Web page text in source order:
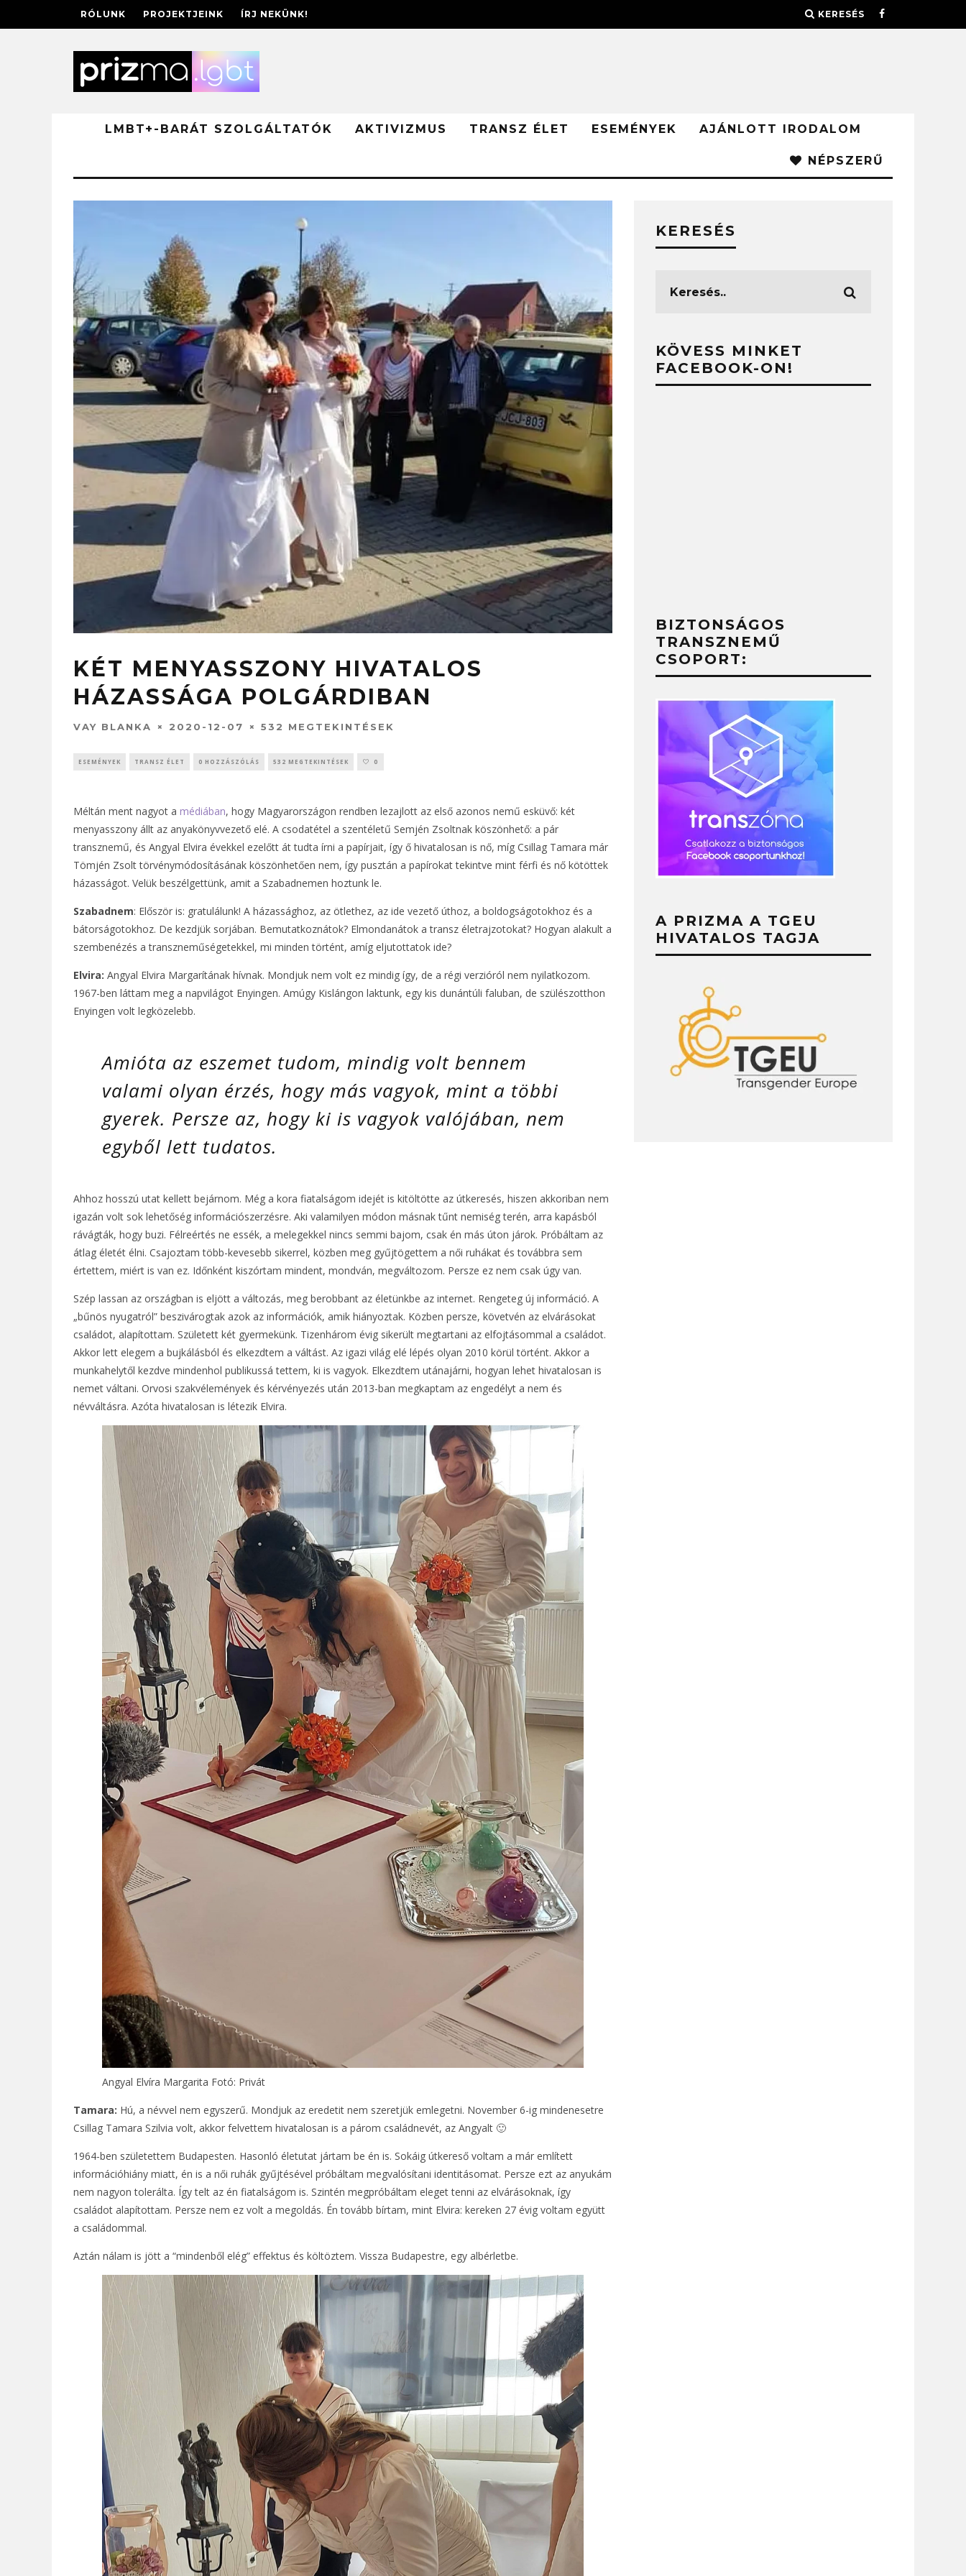
RÓLUNK PROJEKTJEINK ÍRJ NEKÜNK! KERESÉS
LMBT+-BARÁT SZOLGÁLTATÓK AKTIVIZMUS TRANSZ ÉLET ESEMÉNYEK AJÁNLOTT IRODALOM
NÉPSZERŰ
KÉT MENYASSZONY HIVATALOS
HÁZASSÁGA POLGÁRDIBAN
VAY BLANKA 2020-12-07 532 MEGTEKINTÉSEK
ESEMÉNYEK TRANSZ ÉLET 0 HOZZÁSZÓLÁS 532 MEGTEKINTÉSEK 0
Méltán ment nagyot a médiában, hogy Magyarországon rendben lezajlott az első azonos nemű esküvő: két
menyasszony állt az anyakönyvvezető elé. A csodatétel a szentéletű Semjén Zsoltnak köszönhető: a pár
transznemű, és Angyal Elvira évekkel ezelőtt át tudta írni a papírjait, így ő hivatalosan is nő, míg Csillag Tamara már
Tömjén Zsolt törvénymódosításának köszönhetően nem, így pusztán a papírokat tekintve mint férfi és nő kötöttek
házasságot. Velük beszélgettünk, amit a Szabadnemen hoztunk le.
Szabadnem: Először is: gratulálunk! A házassághoz, az ötlethez, az ide vezető úthoz, a boldogságotokhoz és a
bátorságotokhoz. De kezdjük sorjában. Bemutatkoznátok? Elmondanátok a transz életrajzotokat? Hogyan alakult a
szembenézés a transzneműségetekkel, mi minden történt, amíg eljutottatok ide?
Elvira: Angyal Elvira Margarítának hívnak. Mondjuk nem volt ez mindig így, de a régi verzióról nem nyilatkozom.
1967-ben láttam meg a napvilágot Enyingen. Amúgy Kislángon laktunk, egy kis dunántúli faluban, de szülészotthon
Enyingen volt legközelebb.
Amióta az eszemet tudom, mindig volt bennem
valami olyan érzés, hogy más vagyok, mint a többi
gyerek. Persze az, hogy ki is vagyok valójában, nem
egyből lett tudatos.
Ahhoz hosszú utat kellett bejárnom. Még a kora fiatalságom idejét is kitöltötte az útkeresés, hiszen akkoriban nem
igazán volt sok lehetőség információszerzésre. Aki valamilyen módon másnak tűnt nemiség terén, arra kapásból
rávágták, hogy buzi. Félreértés ne essék, a melegekkel nincs semmi bajom, csak én más úton járok. Próbáltam az
átlag életét élni. Csajoztam több-kevesebb sikerrel, közben meg gyűjtögettem a női ruhákat és továbbra sem
értettem, miért is van ez. Időnként kiszórtam mindent, mondván, megváltozom. Persze ez nem csak úgy van.
Szép lassan az országban is eljött a változás, meg berobbant az életünkbe az internet. Rengeteg új információ. A
„bűnös nyugatról” beszivárogtak azok az információk, amik hiányoztak. Közben persze, követvén az elvárásokat
családot, alapítottam. Született két gyermekünk. Tizenhárom évig sikerült megtartani az elfojtásommal a családot.
Akkor lett elegem a bujkálásból és elkezdtem a váltást. Az igazi világ elé lépés olyan 2010 körül történt. Akkor a
munkahelytől kezdve mindenhol publikussá tettem, ki is vagyok. Elkezdtem utánajárni, hogyan lehet hivatalosan is
nemet váltani. Orvosi szakvélemények és kérvényezés után 2013-ban megkaptam az engedélyt a nem és
névváltásra. Azóta hivatalosan is létezik Elvira.
Angyal Elvíra Margarita Fotó: Privát
Tamara: Hú, a névvel nem egyszerű. Mondjuk az eredetit nem szeretjük emlegetni. November 6-ig mindenesetre
Csillag Tamara Szilvia volt, akkor felvettem hivatalosan is a párom családnevét, az Angyalt 🙂
1964-ben születettem Budapesten. Hasonló életutat jártam be én is. Sokáig útkereső voltam a már említett
információhiány miatt, én is a női ruhák gyűjtésével próbáltam megvalósítani identitásomat. Persze ezt az anyukám
nem nagyon tolerálta. Így telt az én fiatalságom is. Szintén megpróbáltam eleget tenni az elvárásoknak, így
családot alapítottam. Persze nem ez volt a megoldás. Én tovább bírtam, mint Elvira: kereken 27 évig voltam együtt
a családommal.
Aztán nálam is jött a “mindenből elég” effektus és költöztem. Vissza Budapestre, egy albérletbe.
KERESÉS
KÖVESS MINKET
FACEBOOK-ON!
BIZTONSÁGOS
TRANSZNEMŰ
CSOPORT:
A PRIZMA A TGEU
HIVATALOS TAGJA